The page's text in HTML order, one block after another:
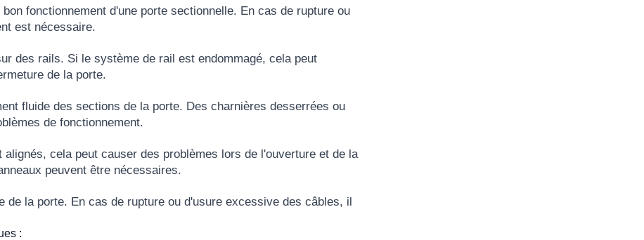
fonctionnement d'une porte sectionnelle. En cas de rupture ou
est nécessaire.
des rails. Si le système de rail est endommagé, cela peut
de la porte.
fluide des sections de la porte. Des charnières desserrées ou
de fonctionnement.
cela peut causer des problèmes lors de l'ouverture et de la
peuvent être nécessaires.
la porte. En cas de rupture ou d'usure excessive des câbles, il
: